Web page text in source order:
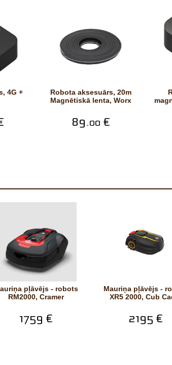
robota aksesuārs, 20m
Magnētiskā lenta, Worx
89.00 €
robota
RM2000, Cramer
1759 €
Mauriņa pļāvējs - robots
XR5 2000, Cub
2195 €